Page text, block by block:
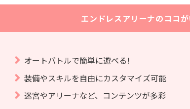
エンドレスアリーナのココ
オートバトルで簡単に遊べる!
装備やスキルを自由にカスタマイズ可能
迷宮やアリーナなど、コンテンツが多彩